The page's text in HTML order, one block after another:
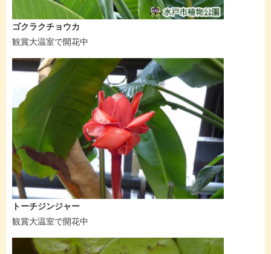
ゴクラクチョウカ
観賞大温室で開花中
トーチジンジャー
観賞大温室で開花中